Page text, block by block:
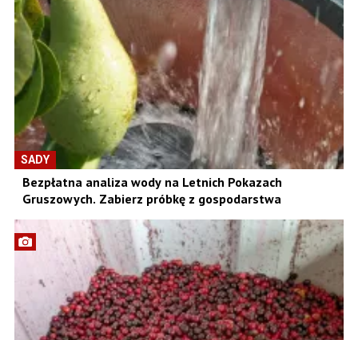
SADY
Bezpłatna analiza wody na Letnich Pokazach
Gruszowych. Zabierz próbkę z gospodarstwa